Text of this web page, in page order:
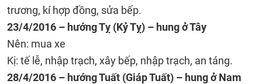
trương, kí hợp đồng, sửa bếp.
23/4/2016 – hướng Tỵ (Kỷ Tỵ) – hung ở Tây
Nên: mua xe
Kị: tế lễ, nhập trạch, xây bếp, nhập trạch, an táng.
28/4/2016 – hướng Tuất (Giáp Tuất) – hung ở Nam